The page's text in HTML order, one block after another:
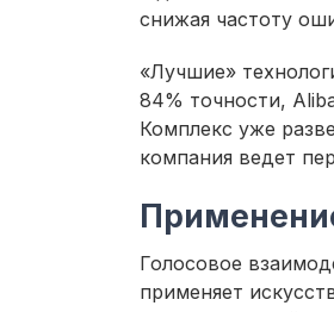
снижая частоту
«Лучшие»
84% точности,
Комплекс уже
компания ведет
Голосовое
применяет